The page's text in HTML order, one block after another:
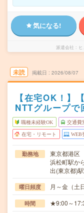
気になる!
派遣会社
未読 掲載日 2026/08/07
【在宅OK！】
NTTグループで
職種未経験OK 交通費
在宅・リモート WEB
勤務地
東京都港区
浜松町駅か
出(東京都)
曜日頻度 月～金（土
時間 ★9:00～